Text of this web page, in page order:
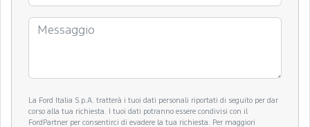
La Ford Italia S.p.A. tratterà i tuoi dati personali riportati di seguito per dar
corso alla tua richiesta. I tuoi dati potranno essere condivisi con il
FordPartner per consentirci di evadere la tua richiesta. Per maggiori